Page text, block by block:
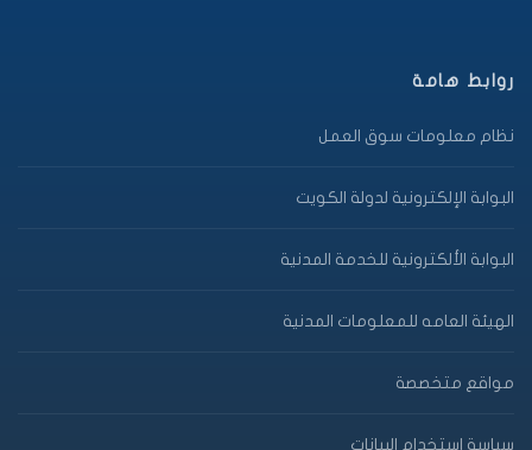
روابط هامة
نظام معلومات سوق العمل
البوابة الإلكترونية لدولة الكويت
البوابة الألكترونية للخدمة المدنية
الهيئة العامه للمعلومات المدنية
مواقع متخصصة
سياسة استخدام البيانات